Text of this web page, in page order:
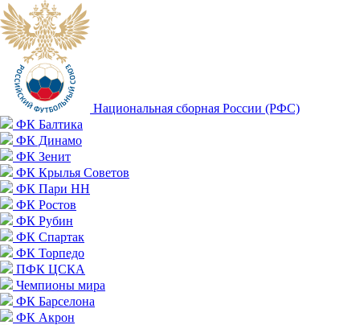
Национальная сборная России (РФС)
ФК Балтика
ФК Динамо
ФК Зенит
ФК Крылья Советов
ФК Пари НН
ФК Ростов
ФК Рубин
ФК Спартак
ФК Торпедо
ПФК ЦСКА
Чемпионы мира
ФК Барселона
ФК Акрон